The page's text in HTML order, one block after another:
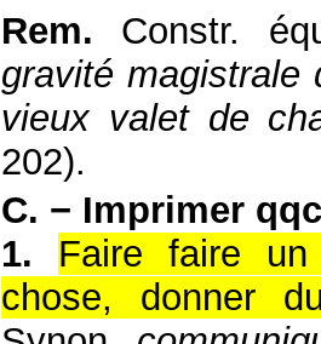
Rem. Constr.
gravité magistrale
vieux valet de
202).
C. − Imprimer
1.
Faire faire
chose, donner